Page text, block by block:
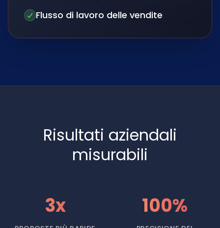
Flusso di lavoro delle vendite
Risultati aziendali
misurabili
3x 100%